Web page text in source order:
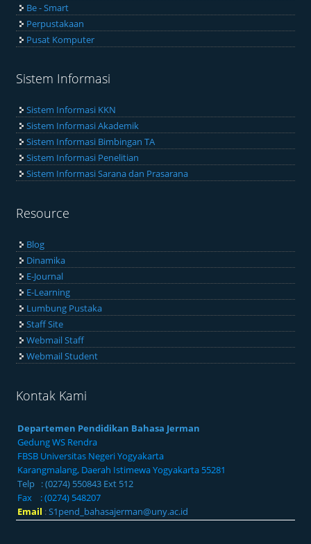
Be - Smart
Perpustakaan
Pusat Komputer
Sistem Informasi
Sistem Informasi KKN
Sistem Informasi Akademik
Sistem Informasi Bimbingan TA
Sistem Informasi Penelitian
Sistem Informasi Sarana dan Prasarana
Resource
Blog
Dinamika
E-Journal
E-Learning
Lumbung Pustaka
Staff Site
Webmail Staff
Webmail Student
Kontak Kami
Departemen Pendidikan Bahasa Jerman
Gedung WS Rendra
FBSB Universitas Negeri Yogyakarta
Karangmalang, Daerah Istimewa Yogyakarta 55281
Telp : (0274) 550843 Ext 512
Fax : (0274) 548207
Email :S1pend_bahasajerman@uny.ac.id